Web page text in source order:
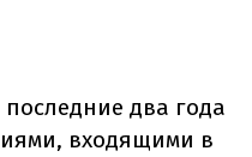
два года
входящими в